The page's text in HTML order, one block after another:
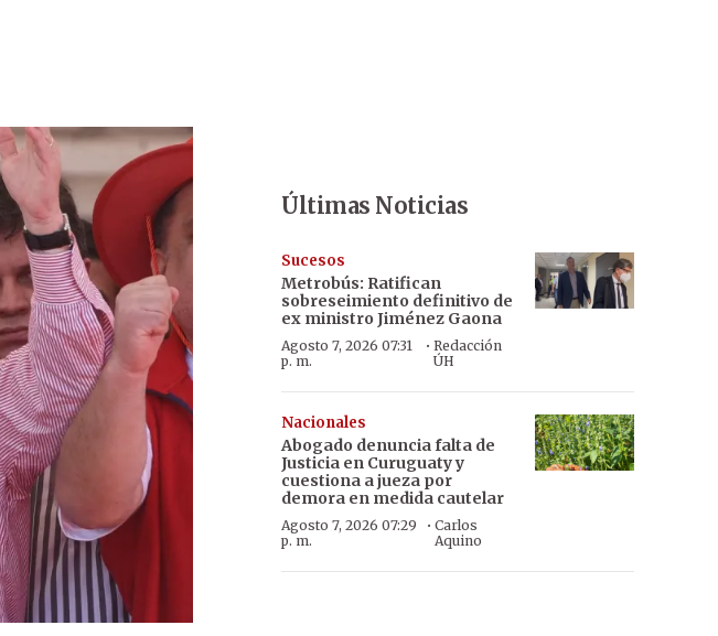
Últimas Noticias
Sucesos
Metrobús: Ratifican
sobreseimiento definitivo de
ex ministro Jiménez Gaona
Agosto 7, 2026 07:31
p. m.
·Redacción
ÚH
Nacionales
Abogado denuncia falta de
Justicia en Curuguaty y
cuestiona a jueza por
demora en medida cautelar
Agosto 7, 2026 07:29
p. m.
· Carlos
Aquino